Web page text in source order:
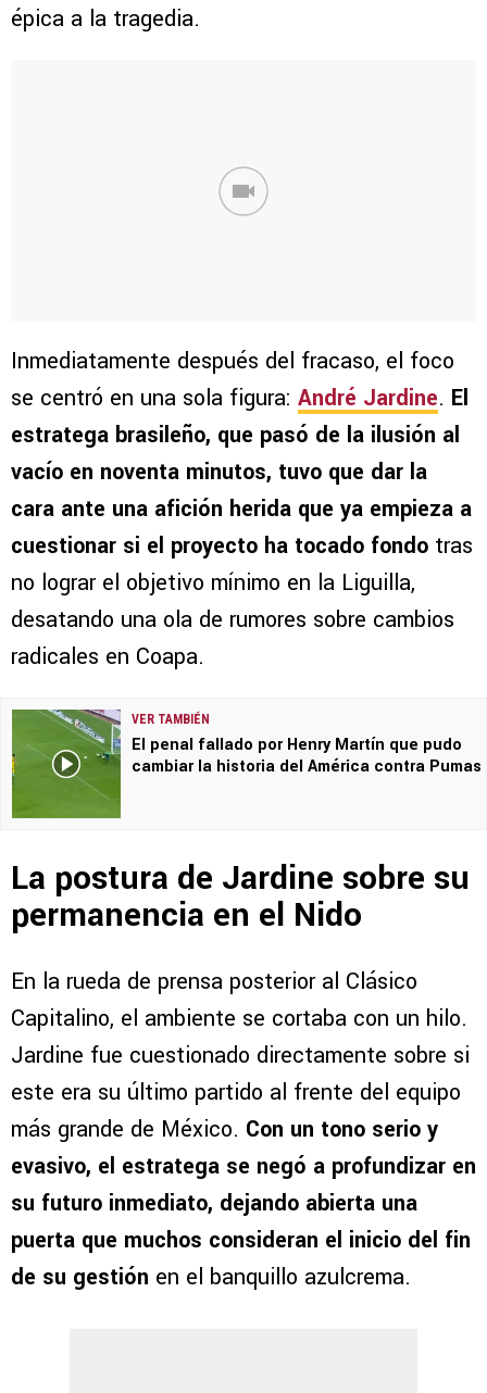
épica a la tragedia.
Inmediatamente después del fracaso, el foco
se centró en una sola figura: André Jardine. El
estratega brasileño, que pasó de la ilusión al
vacío en noventa minutos, tuvo que dar la
cara ante una afición herida que ya empieza a
cuestionar si el proyecto ha tocado fondo tras
no lograr el objetivo mínimo en la Liguilla,
desatando una ola de rumores sobre cambios
radicales en Coapa.
VER TAMBIÉN
El penal fallado por Henry Martín que pudo
cambiar la historia del América contra Pumas
La postura de Jardine sobre su
permanencia en el Nido
En la rueda de prensa posterior al Clásico
Capitalino, el ambiente se cortaba con un hilo.
Jardine fue cuestionado directamente sobre si
este era su último partido al frente del equipo
más grande de México. Con un tono serio y
evasivo, el estratega se negó a profundizar en
su futuro inmediato, dejando abierta una
puerta que muchos consideran el inicio del fin
de su gestión en el banquillo azulcrema.